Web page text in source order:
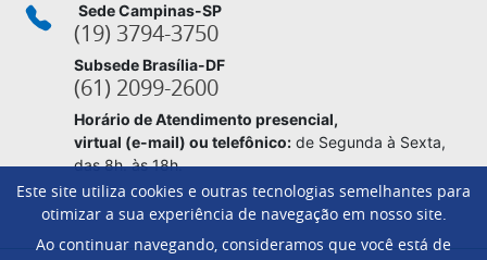
Sede Campinas-SP
(19) 3794-3750
Subsede Brasília-DF
(61) 2099-2600
Horário de Atendimento presencial,
virtual (e-mail) ou telefônico: de Segunda à Sexta,
das 8h. às 18h.
Este site utiliza cookies e outras tecnologias semelhantes para
otimizar a sua experiência de navegação em nosso site.
Ao continuar navegando, consideramos que você está de